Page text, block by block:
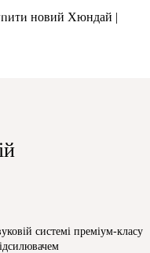
Руху
системі преміум-класу